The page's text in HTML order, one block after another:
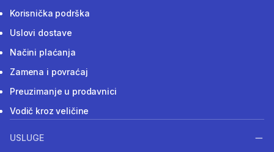
Korisnička podrška
Uslovi dostave
Načini plaćanja
Zamena i povraćaj
Preuzimanje u prodavnici
Vodič kroz veličine
USLUGE